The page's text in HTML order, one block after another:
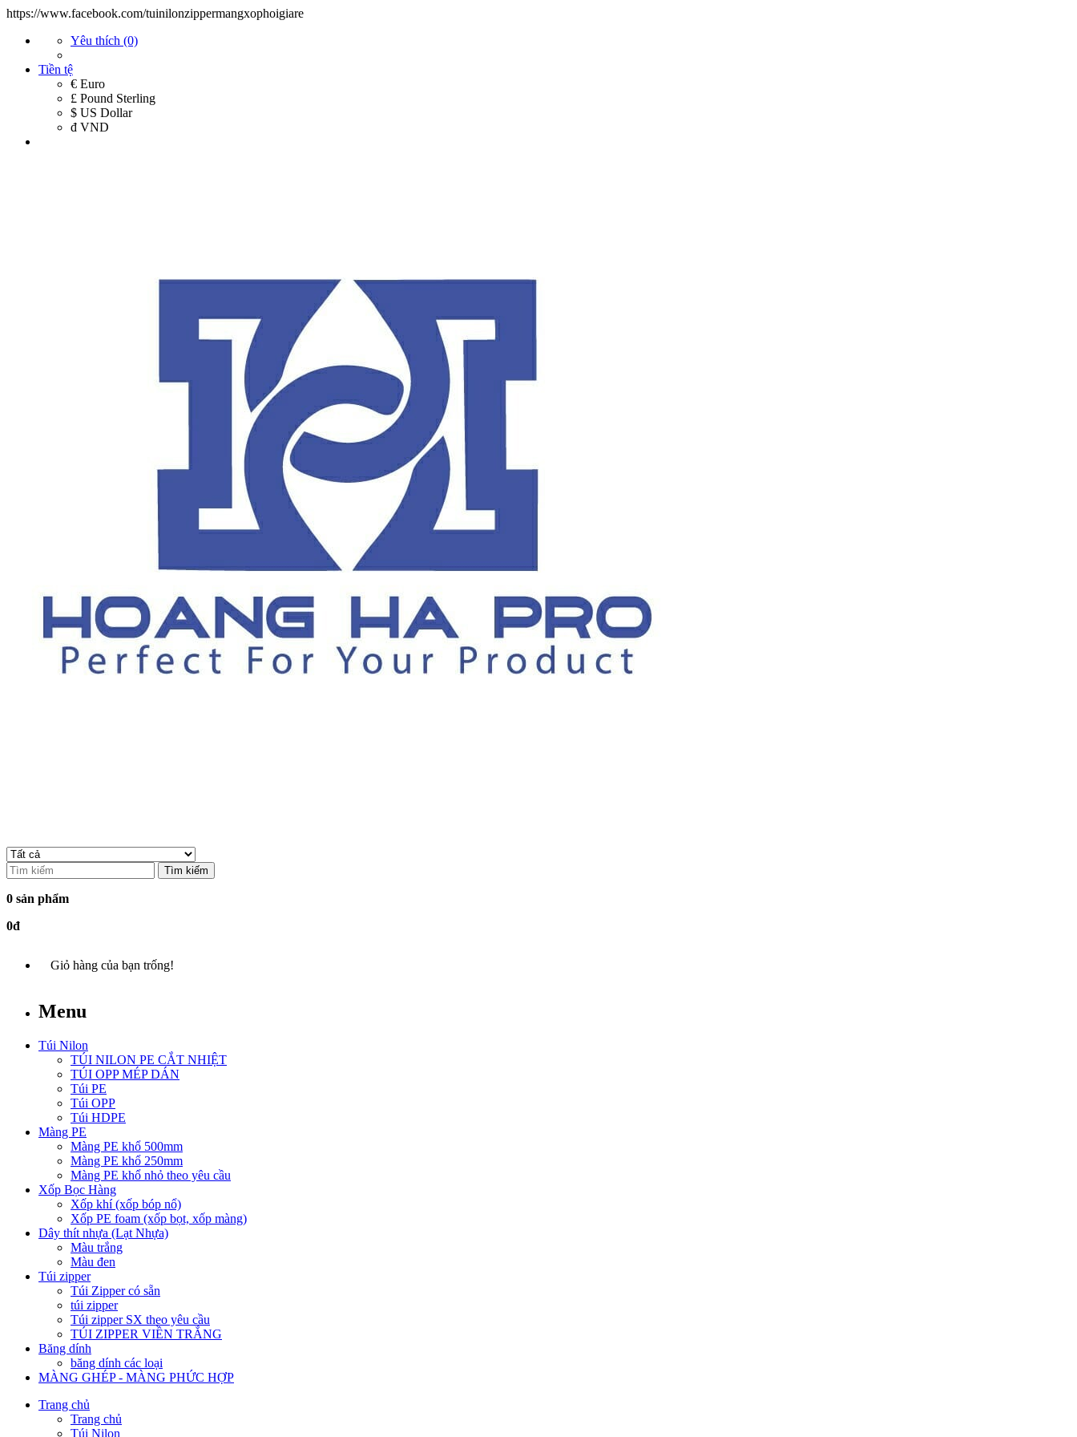
https://www.facebook.com/tuinilonzippermangxophoigiare
Yêu thích (0)
Tiền tệ
€ Euro
£ Pound Sterling
$ US Dollar
đ VND
Tìm kiếm
0 sản phẩm
0đ
Giỏ hàng của bạn trống!
Menu
Túi Nilon
TÚI NILON PE CẮT NHIỆT
TÚI OPP MÉP DÁN
Túi PE
Túi OPP
Túi HDPE
Màng PE
Màng PE khổ 500mm
Màng PE khổ 250mm
Màng PE khổ nhỏ theo yêu cầu
Xốp Bọc Hàng
Xốp khí (xốp bóp nổ)
Xốp PE foam (xốp bọt, xốp màng)
Dây thít nhựa (Lạt Nhựa)
Màu trắng
Màu đen
Túi zipper
Túi Zipper có sẵn
túi zipper
Túi zipper SX theo yêu cầu
TÚI ZIPPER VIỀN TRẮNG
Băng dính
băng dính các loại
MÀNG GHÉP - MÀNG PHỨC HỢP
Trang chủ
Trang chủ
Túi Nilon